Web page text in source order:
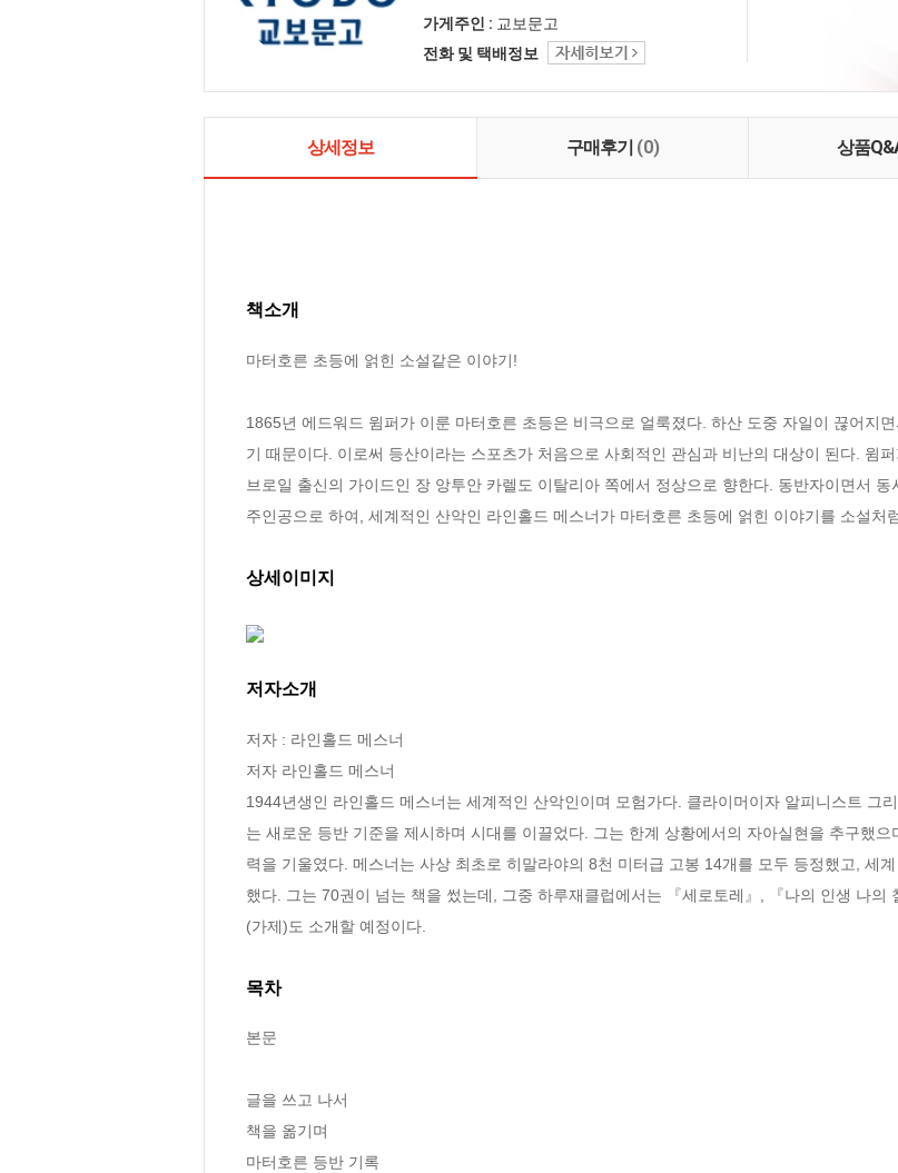
가게주인 : 교보문고
전화 및 택배정보
상세정보 구매후기 (0) 상품
책소개
마터호른 초등에 얽힌 소설같은 이야기!
1865년 에드워드 윔퍼가 이룬 마터호른 초등은 비극으로 얼룩졌다. 하산 도중 자일이 끊어지
기 때문이다. 이로써 등산이라는 스포츠가 처음으로 사회적인 관심과 비난의 대상이 된다. 윔
브로일 출신의 가이드인 장 앙투안 카렐도 이탈리아 쪽에서 정상으로 향한다. 동반자이면서
주인공으로 하여, 세계적인 산악인 라인홀드 메스너가 마터호른 초등에 얽힌 이야기를 소설처
상세이미지
저자소개
저자 : 라인홀드 메스너
저자 라인홀드 메스너
1944년생인 라인홀드 메스너는 세계적인 산악인이며 모험가다. 클라이머이자 알피니스트 그
는 새로운 등반 기준을 제시하며 시대를 이끌었다. 그는 한계 상황에서의 자아실현을 추구했
력을 기울였다. 메스너는 사상 최초로 히말라야의 8천 미터급 고봉 14개를 모두 등정했고, 세
했다. 그는 70권이 넘는 책을 썼는데, 그중 하루재클럽에서는 『세로토레』, 『나의 인생 나의
(가제)도 소개할 예정이다.
목차
본문
글을 쓰고 나서
책을 옮기며
마터호른 등반 기록